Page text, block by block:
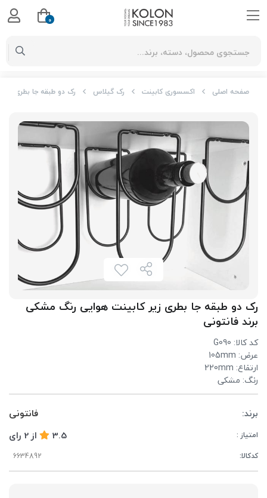
صفحه اصلی اکسسوری کابینت رک گیلاس رک دو طبقه جا بطری
رک دو طبقه جا بطری زیر کابینت هوایی رنگ مشکی
برند فانتونی
کد کالا: G090
عرض: 105mm
ارتفاع: 220mm
رنگ: مشکی
برند: فانتونی
امتیاز : 3.5 از 2 رای
کدکالا:
0